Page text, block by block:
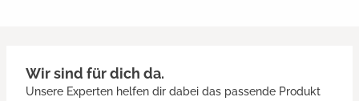
Wir sind für dich da.
Unsere Experten helfen dir dabei das passende Produkt